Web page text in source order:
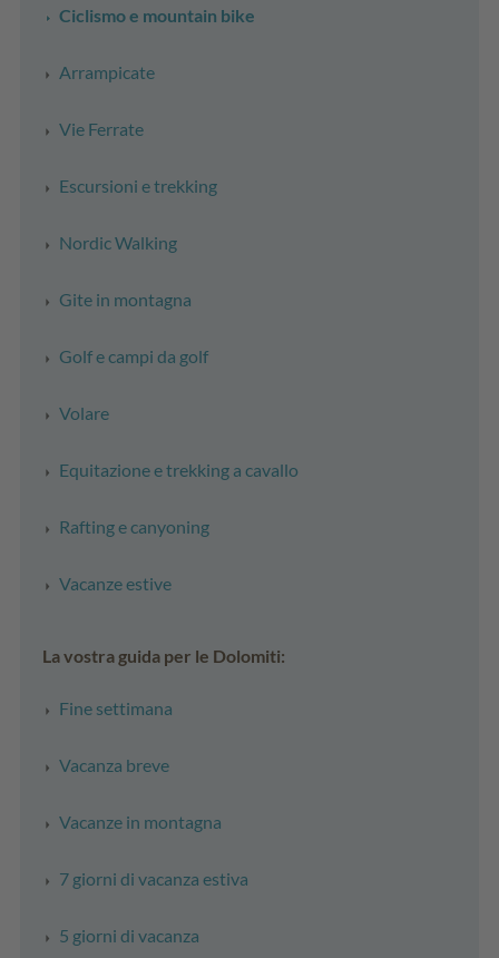
Ciclismo e mountain bike
Arrampicate
Vie Ferrate
Escursioni e trekking
Nordic Walking
Gite in montagna
Golf e campi da golf
Volare
Equitazione e trekking a cavallo
Rafting e canyoning
Vacanze estive
La vostra guida per le Dolomiti:
Fine settimana
Vacanza breve
Vacanze in montagna
7 giorni di vacanza estiva
5 giorni di vacanza